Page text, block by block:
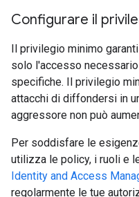
Configurare il
Il privilegio minimo
solo l'accesso
specifiche. Il privilegio
attacchi di diffondersi in
aggressore non può
Per soddisfare le
utilizza le policy, i ruoli e
Identity and Access
regolarmente le tue